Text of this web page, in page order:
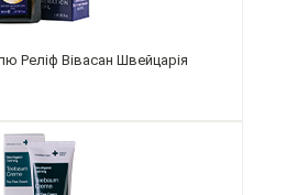
Реліф Вівасан Швейцарія